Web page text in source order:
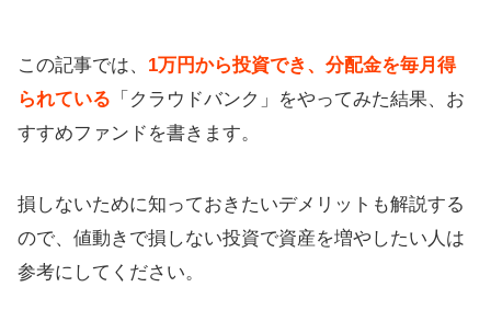
この記事では、 1万円から投資でき、分配金を毎月得
られている 「クラウドバンク」をやってみた結果、お
すすめファンドを書きます。
損しないために知っておきたいデメリットも解説する
ので、値動きで損しない投資で資産を増やしたい人は
参考にしてください。